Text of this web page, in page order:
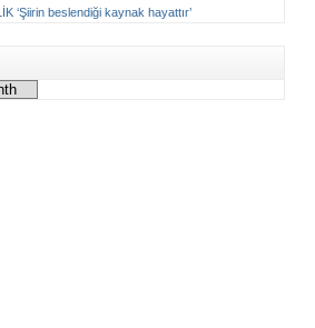
‘Şiirin beslendiği kaynak hayattır’